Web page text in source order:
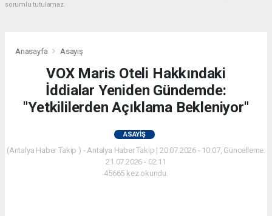
sorumlu tutulamaz.
Anasayfa Asayiş
VOX Maris Oteli Hakkındaki
İddialar Yeniden Gündemde:
"Yetkililerden Açıklama Bekleniyor"
ASAYIŞ
(Antalya Haber Takip ) - Antalya Haber Takip | 20.07.2026 - 10:07, Güncelleme:
21.07.2026 - 02:11
45665 kez okundu.